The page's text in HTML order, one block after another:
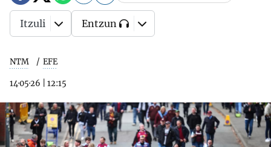
NTM EFE
14·05·26 12:15
Itzuli Entzun